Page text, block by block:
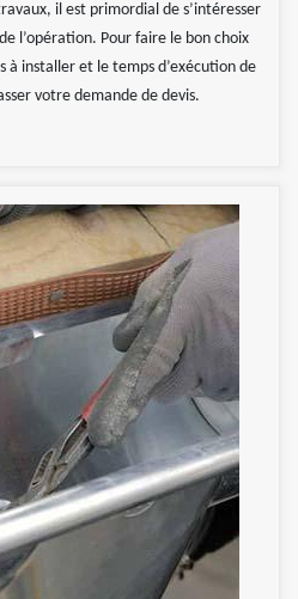
il est primordial de s’intéresser
l’opération. Pour faire le bon choix
à installer et le temps d’exécution de
votre demande de devis.